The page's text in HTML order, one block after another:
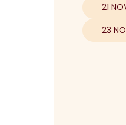
21
23